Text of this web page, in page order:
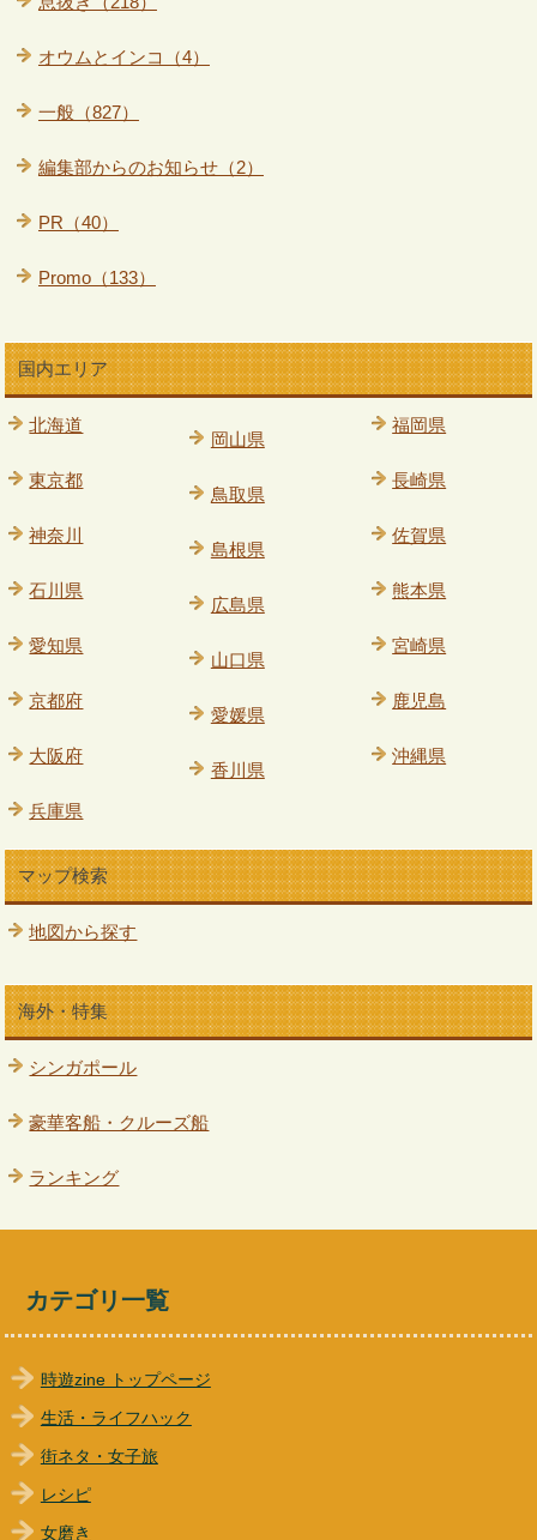
オウムとインコ（4）
一般（827）
編集部からのお知らせ（2）
PR（40）
Promo（133）
国内エリア
北海道
東京都
神奈川
石川県
愛知県
京都府
大阪府
兵庫県
岡山県
鳥取県
島根県
広島県
山口県
愛媛県
香川県
福岡県
長崎県
佐賀県
熊本県
宮崎県
鹿児島
沖縄県
マップ検索
地図から探す
海外・特集
シンガポール
豪華客船・クルーズ船
ランキング
カテゴリ一覧
時遊zine トップページ
生活・ライフハック
街ネタ・女子旅
レシピ
女磨き